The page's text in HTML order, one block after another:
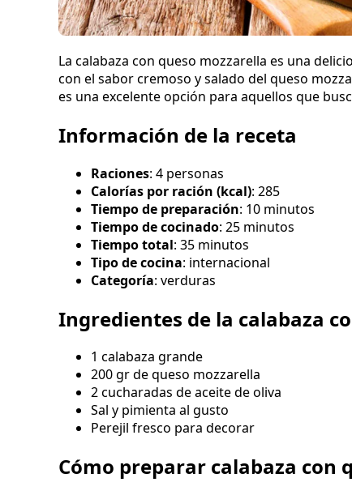
La calabaza con queso mozzarella es una
con el sabor cremoso y salado del queso
es una excelente opción para aquellos que
Información de la receta
Raciones: 4 personas
Calorías por ración (kcal): 285
Tiempo de preparación: 10 minutos
Tiempo de cocinado: 25 minutos
Tiempo total: 35 minutos
Tipo de cocina: internacional
Categoría: verduras
Ingredientes de la calabaza
1 calabaza grande
200 gr de queso mozzarella
2 cucharadas de aceite de oliva
Sal y pimienta al gusto
Perejil fresco para decorar
Cómo preparar calabaza con